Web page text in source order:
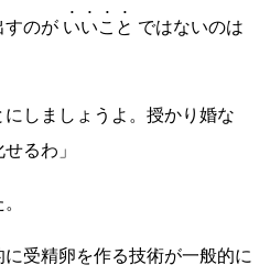
すのが いいこと ではないのは
にしましょうよ。授かり婚な
るわ」
受精卵を作る技術が一般的に